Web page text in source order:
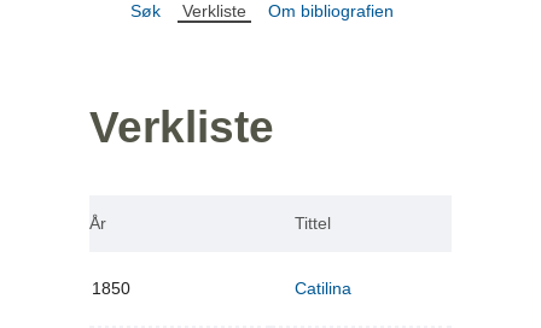
Søk Verkliste Om bibliografien
Verkliste
År Tittel
1850 Catilina